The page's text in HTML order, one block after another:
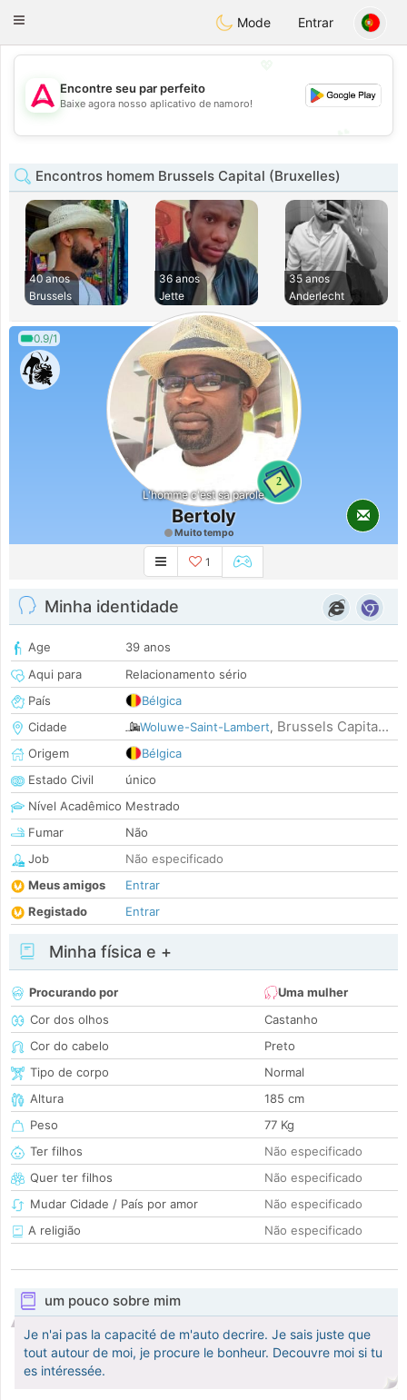
Tantôt
Toggle
Mode Entrar
💖
💕
Encontre seu par perfeito
Baixe agora nosso aplicativo de namoro!
Encontros homem Brussels Capital (Bruxelles)
40 anos
Brussels
36 anos
Jette
35 anos
Anderlecht
0.9/1
2
L'homme c'est sa parole
Bertoly
Muito tempo
1
Minha identidade
Age
39 anos
Aqui para
Relacionamento sério
País
Bélgica
Cidade
Woluwe-Saint-Lambert, Brussels Capita...
Origem
Bélgica
Estado Civil
único
Nível Acadêmico Mestrado
Fumar
Não
Job
Não especificado
Meus amigos
Entrar
Registado
Entrar
Minha física e +
Procurando por
Uma mulher
Cor dos olhos
Castanho
Cor do cabelo
Preto
Tipo de corpo
Normal
Altura
185 cm
Peso
77 Kg
Ter filhos
Não especificado
Quer ter filhos
Não especificado
Mudar Cidade / País por amor
Não especificado
A religião
Não especificado
um pouco sobre mim
Je n'ai pas la capacité de m'auto decrire. Je sais juste que
tout autour de moi, je procure le bonheur. Decouvre moi si tu
es intéressée.